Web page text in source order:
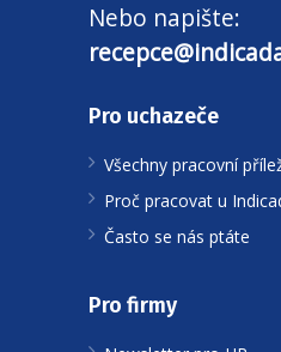
Nebo napište:
Pro uchazeče
Všechny pracovní
Proč pracovat u
Často se nás ptáte
Pro firmy